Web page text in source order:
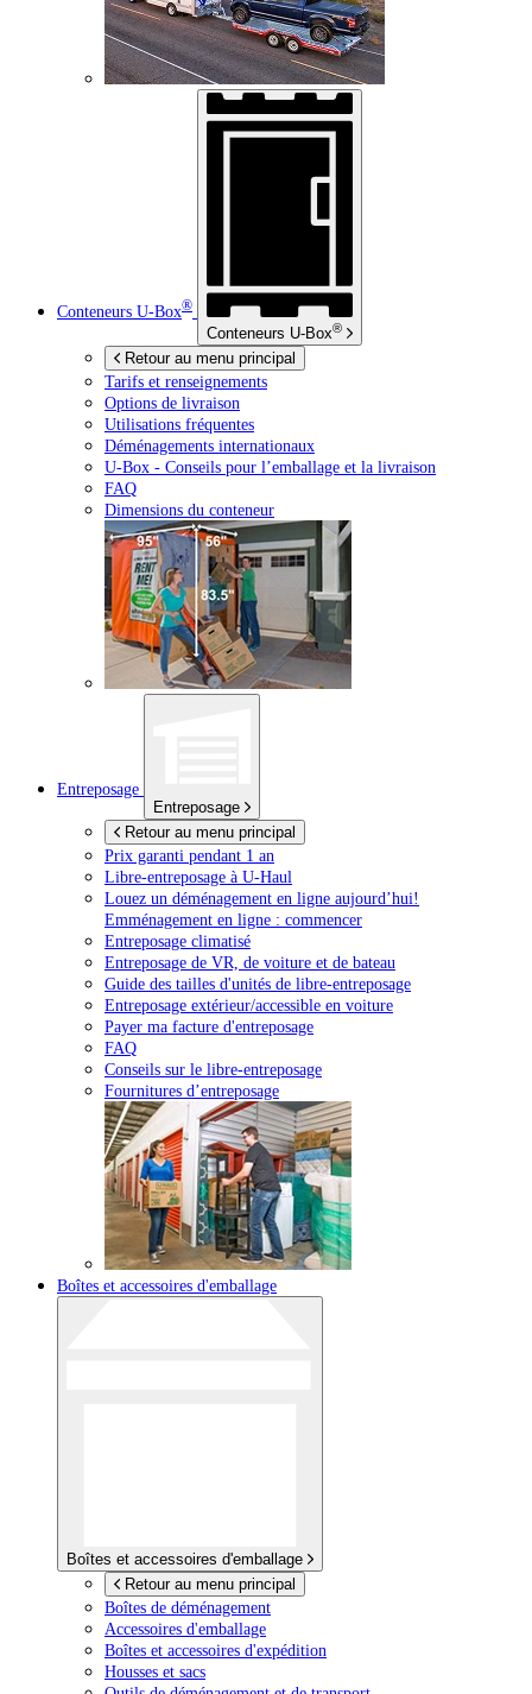
Conteneurs U-Box®
Conteneurs U-Box®
Retour au menu principal
Tarifs et renseignements
Options de livraison
Utilisations fréquentes
Déménagements internationaux
U-Box - Conseils pour l’emballage et la livraison
FAQ
Dimensions du conteneur
Entreposage
Entreposage
Retour au menu principal
Prix garanti pendant 1 an
Libre-entreposage à U-Haul
Louez un déménagement en ligne aujourd’hui!
Emménagement en ligne : commencer
Entreposage climatisé
Entreposage de VR, de voiture et de bateau
Guide des tailles d'unités de libre-entreposage
Entreposage extérieur/accessible en voiture
Payer ma facture d'entreposage
FAQ
Conseils sur le libre-entreposage
Fournitures d’entreposage
Boîtes et accessoires d'emballage
Boîtes et accessoires d'emballage
Retour au menu principal
Boîtes de déménagement
Accessoires d'emballage
Boîtes et accessoires d'expédition
Housses et sacs